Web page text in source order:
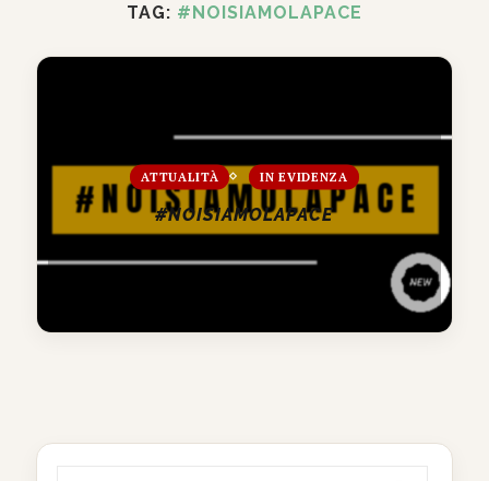
TAG: #NOISIAMOLAPACE
ATTUALITÀ IN EVIDENZA
#NOISIAMOLAPACE